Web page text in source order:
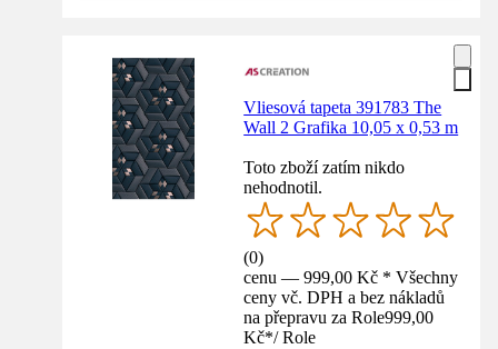
Vliesová tapeta 391783 The
Wall 2 Grafika 10,05 x 0,53 m
Toto zboží zatím nikdo
nehodnotil.
(0)
cenu — 999,00 Kč * Všechny
ceny vč. DPH a bez nákladů
na přepravu za Role999,00
Kč*/ Role